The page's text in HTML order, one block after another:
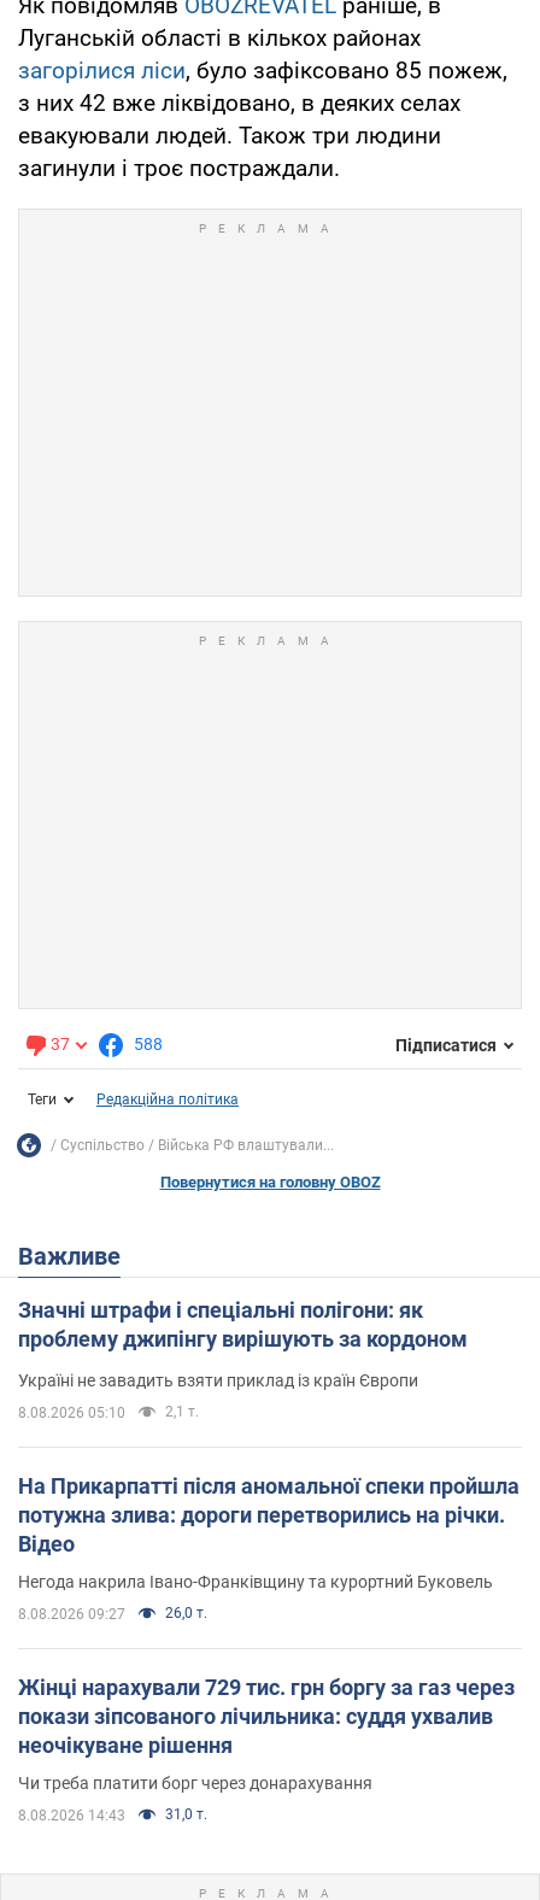
Як повідомляв OBOZREVATEL раніше, в
Луганській області в кількох районах
загорілися ліси, було зафіксовано 85 пожеж,
з них 42 вже ліквідовано, в деяких селах
евакуювали людей. Також три людини
загинули і троє постраждали.
37 588 Підписатися
Теги Редакційна політика
Суспільство Війська РФ влаштували...
Повернутися на головну OBOZ
Важливе
Значні штрафи і спеціальні полігони: як
проблему джипінгу вирішують за кордоном
Україні не завадить взяти приклад із країн Європи
8.08.2026 05:10 2,1 т.
На Прикарпатті після аномальної спеки пройшла
потужна злива: дороги перетворились на річки.
Відео
Негода накрила Івано-Франківщину та курортний Буковель
8.08.2026 09:27 26,0 т.
Жінці нарахували 729 тис. грн боргу за газ через
покази зіпсованого лічильника: суддя ухвалив
неочікуване рішення
Чи треба платити борг через донарахування
8.08.2026 14:43 31,0 т.